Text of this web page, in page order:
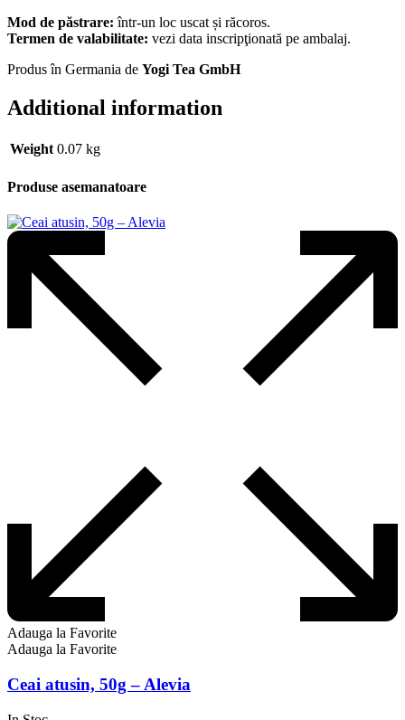
Mod de păstrare: într-un loc uscat și răcoros.
Termen de valabilitate: vezi data inscripţionată pe ambalaj.
Produs în Germania de Yogi Tea GmbH
Additional information
Weight 0.07 kg
Produse asemanatoare
Adauga la Favorite
Adauga la Favorite
Ceai atusin, 50g – Alevia